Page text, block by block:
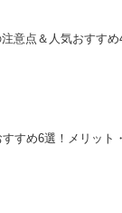
意点＆人気おすす
すめ6選！メリット